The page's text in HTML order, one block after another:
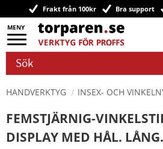
Meny
Frakt från 100kr Bra support
HANDVERKTYG INSEX- OCH
FEMSTJÄRNIG-
DISPLAY MED HÅL.